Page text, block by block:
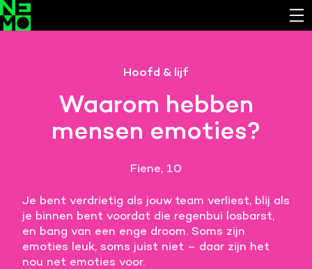
Hoofd & lijf
Waarom hebben
mensen emoties?
Fiene, 10
Je bent verdrietig als jouw team verliest, blij als
je binnen bent voordat die regenbui losbarst,
en bang van een enge droom. Soms zijn
emoties leuk, soms juist niet – daar zijn het
nou net emoties voor.
Noodzakelijk om de website laten werken.
Cookies van derde partijen
Noodzakelijk om content van externe bronnen te
Analystische cookies
verbeteren.
Marketing cookies
Verzamelt informatie over de klantreis.